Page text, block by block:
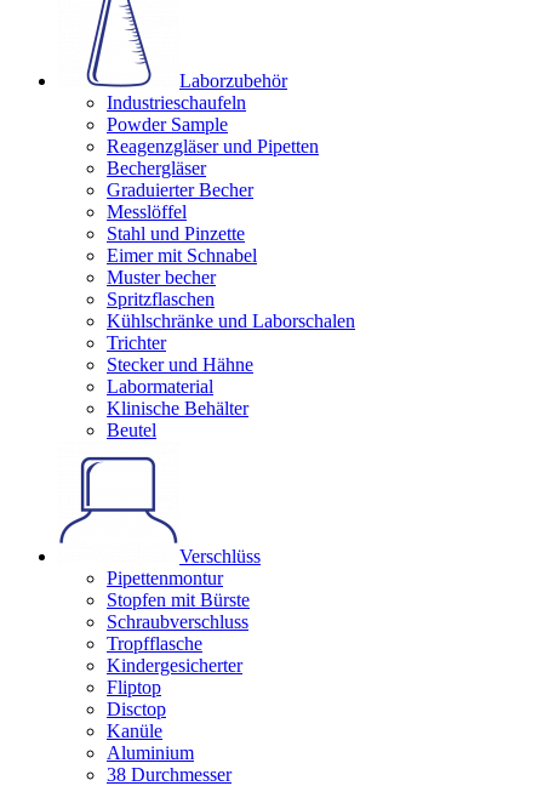
Laborzubehör
Industrieschaufeln
Powder Sample
Reagenzgläser und Pipetten
Bechergläser
Graduierter Becher
Messlöffel
Stahl und Pinzette
Eimer mit Schnabel
Muster becher
Spritzflaschen
Kühlschränke und Laborschalen
Trichter
Stecker und Hähne
Labormaterial
Klinische Behälter
Beutel
Verschlüss
Pipettenmontur
Stopfen mit Bürste
Schraubverschluss
Tropfflasche
Kindergesicherter
Fliptop
Disctop
Kanüle
Aluminium
38 Durchmesser